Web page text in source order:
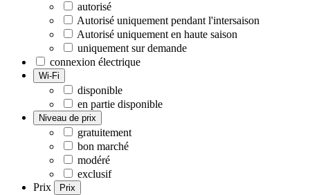
autorisé
Autorisé uniquement pendant l'intersaison
Autorisé uniquement en haute saison
uniquement sur demande
connexion électrique
Wi-Fi
disponible
en partie disponible
Niveau de prix
gratuitement
bon marché
modéré
exclusif
Prix
Prix